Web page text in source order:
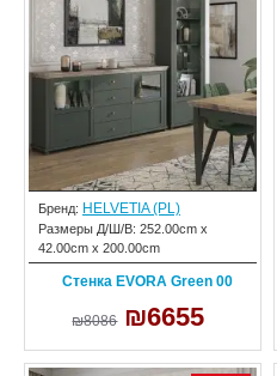
Бренд: HELVETIA (PL)
Размеры Д/Ш/В: 252.00cm x
42.00cm x 200.00cm
Стенка EVORA Green 00
₪8086 ₪6655